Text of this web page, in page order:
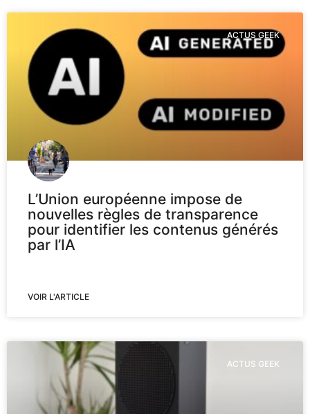
ACTUS GEEK
L’Union européenne impose de
nouvelles règles de transparence
pour identifier les contenus générés
par l’IA
VOIR L'ARTICLE
ACTUS GEEK